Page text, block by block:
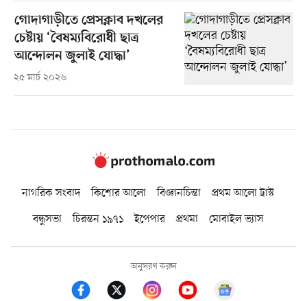
গোদাগাড়ীতে প্রেসক্লাব দখলের
চেষ্টায় ‘বৈষম্যবিরোধী ছাত্র
আন্দোলন জুলাই যোদ্ধা’
২৫ মার্চ ২০২৬
নাগরিক সংবাদ কিশোর আলো বিজ্ঞানচিন্তা
প্রথম আলো ট্রাস্ট
বন্ধুসভা
চিরন্তন ১৯৭১ ইপেপার প্রথমা মোবাইল ভ্যাস
অনুসরণ করুন